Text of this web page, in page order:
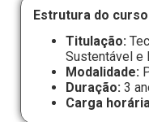
Estrutura do curso
Titulação:
Sustentável e
Modalidade:
Duração: 3
Carga